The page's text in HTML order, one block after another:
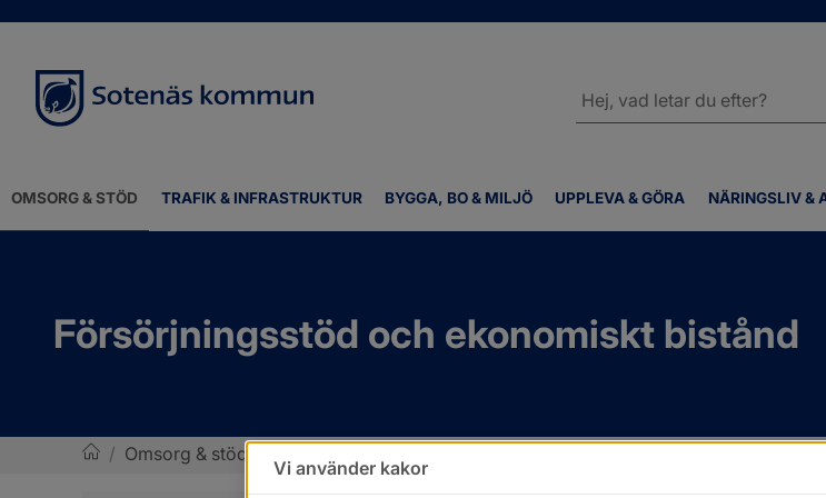
OMSORG & STÖD TRAFIK & INFRASTRUKTUR BYGGA, BO & MILJÖ UPPLEVA & GÖRA NÄRINGSLIV &
webbplatsen
Försörjningsstöd och ekonomiskt bistånd
/ Omsorg & stöd
Vi använder kakor